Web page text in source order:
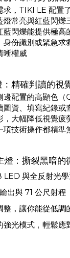
求，TIKI LE 配置
燈常亮與紅藍閃爍
藍閃爍能提供極高
身份識別或緊急求
晰權威
精確判讀的視
邊配置的高顯色
圖資、填寫紀錄或
，大幅降低視覺疲
項技術操作都精準
：撕裂黑暗的
與全反射光
出與 71 公尺射程
整，讓你能從低調
強光模式，輕鬆應